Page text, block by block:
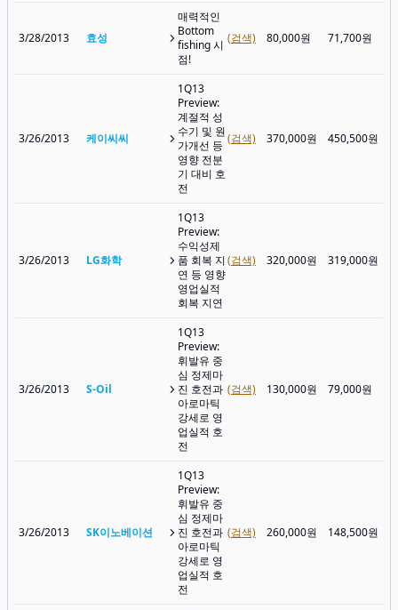
3/28/2013 효성
매력적인
Bottom
fishing 시
점!
(검색) 80,000원 71,700원
3/26/2013 케이씨씨
1Q13
Preview:
계절적 성
수기 및 원
가개선 등
영향 전분
기 대비 호
전
(검색) 370,000원 450,500원
3/26/2013 LG화학
1Q13
Preview:
수익성제
품 회복 지
연 등 영향
영업실적
회복 지연
(검색) 320,000원 319,000원
3/26/2013 S-Oil
1Q13
Preview:
휘발유 중
심 정제마
진 호전과
아로마틱
강세로 영
업실적 호
전
(검색) 130,000원 79,000원
3/26/2013 SK이노베이션
1Q13
Preview:
휘발유 중
심 정제마
진 호전과
아로마틱
강세로 영
업실적 호
전
(검색) 260,000원 148,500원